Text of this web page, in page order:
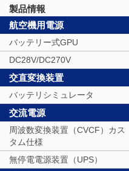
製品情報
航空機用電源
バッテリー式GPU
DC28V/DC270V
交直変換装置
バッテリシミュレータ
交流電源
周波数変換装置（CVCF）カス
タム仕様
無停電電源装置（UPS）